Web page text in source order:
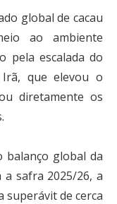
global de cacau
ao ambiente
pela escalada do
que elevou o
diretamente os
balanço global da
safra 2025/26, a
de cerca